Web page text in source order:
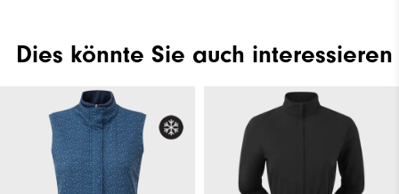
Dies könnte Sie auch interessieren